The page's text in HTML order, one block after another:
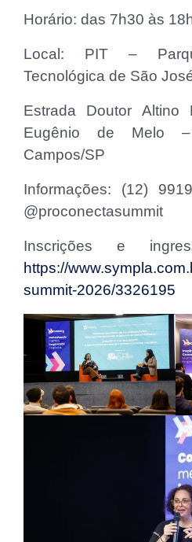
Horário: das 7h30 às
Local: PIT –
Tecnológica de São
Estrada Doutor Altino
Eugênio de Melo
Campos/SP
Informações: (12)
@proconectasummit
Inscrições e
https://
summit-2026/3326195